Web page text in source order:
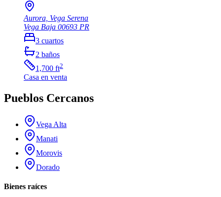
Aurora, Vega Serena
Vega Baja 00693 PR
3 cuartos
2 baños
1,700 ft2
Casa en venta
Pueblos Cercanos
Vega Alta
Manati
Morovis
Dorado
Bienes raíces